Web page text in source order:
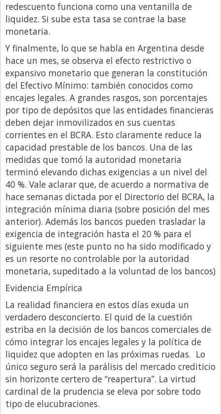
redescuento funciona como una ventanilla de
liquidez. Si sube esta tasa se contrae la base
monetaria.
Y finalmente, lo que se habla en Argentina desde
hace un mes, se observa el efecto restrictivo o
expansivo monetario que generan la constitución
del Efectivo Mínimo: también conocidos como
encajes legales. A grandes rasgos, son porcentajes
por tipo de depósitos que las entidades financieras
deben dejar inmovilizados en sus cuentas
corrientes en el BCRA. Esto claramente reduce la
capacidad prestable de los bancos. Una de las
medidas que tomó la autoridad monetaria
terminó elevando dichas exigencias a un nivel del
40 %. Vale aclarar que, de acuerdo a normativa de
hace semanas dictada por el Directorio del BCRA, la
integración mínima diaria (sobre posición del mes
anterior). Además los bancos pueden trasladar la
exigencia de integración hasta el 20 % para el
siguiente mes (este punto no ha sido modificado y
es un resorte no controlable por la autoridad
monetaria, supeditado a la voluntad de los bancos)
Evidencia Empírica
La realidad financiera en estos días exuda un
verdadero desconcierto. El quid de la cuestión
estriba en la decisión de los bancos comerciales de
cómo integrar los encajes legales y la política de
liquidez que adopten en las próximas ruedas. Lo
único seguro será la parálisis del mercado crediticio
sin horizonte certero de “reapertura”. La virtud
cardinal de la prudencia se eleva por sobre todo
tipo de elucubraciones.